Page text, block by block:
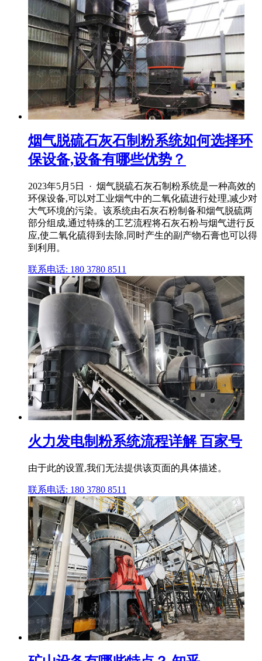
烟气脱硫石灰石制粉系统如何选择环
保设备,设备有哪些优势？
2023年5月5日 · 烟气脱硫石灰石制粉系统是一种高效的
环保设备,可以对工业烟气中的二氧化硫进行处理,减少对
大气环境的污染。该系统由石灰石粉制备和烟气脱硫两
部分组成,通过特殊的工艺流程将石灰石粉与烟气进行反
应,使二氧化硫得到去除,同时产生的副产物石膏也可以得
到利用。
联系电话: 180 3780 8511
火力发电制粉系统流程详解 百家号
由于此的设置,我们无法提供该页面的具体描述。
联系电话: 180 3780 8511